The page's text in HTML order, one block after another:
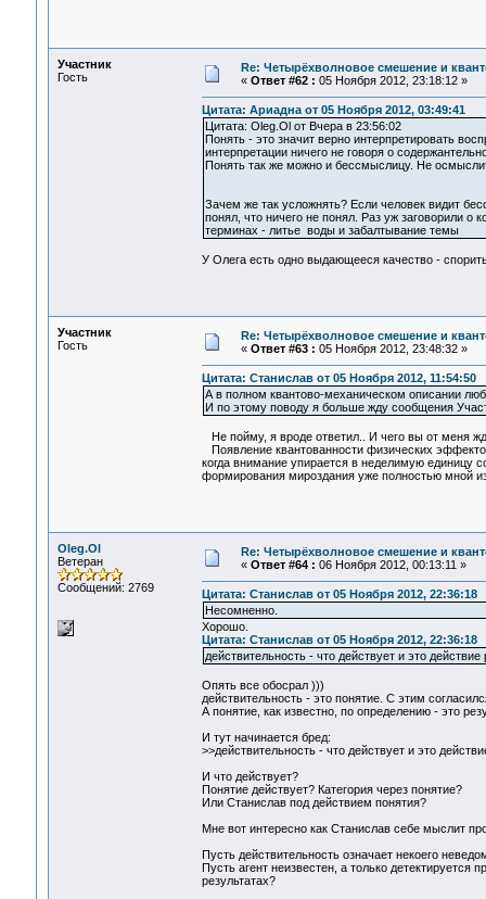
Участник
Гость
Re: Четырёхволновое смешение и
« Ответ #62 : 05 Ноября 2012, 23:18:12 »
Цитата: Ариадна от 05 Ноября 2012, 03:49:41
Цитата: Oleg.Ol от Вчера в 23:56:02
Понять - это значит верно интерпретировать
интерпретации ничего не говоря о
Понять так же можно и бессмыслицу. Не
Зачем же так усложнять? Если человек видит
понял, что ничего не понял. Раз уж заговорили о
терминах - литье воды и забалтывание темы
У Олега есть одно выдающееся качество -
Участник
Гость
Re: Четырёхволновое смешение и
« Ответ #63 : 05 Ноября 2012, 23:48:32 »
Цитата: Станислав от 05 Ноября 2012, 11:54:50
А в полном квантово-механическом описании
И по этому поводу я больше жду сообщения
Не пойму, я вроде ответил.. И чего вы от меня
Появление квантованности физических
когда внимание упирается в неделимую единицу
формирования мироздания уже полностью мной
Oleg.Ol
Ветеран
Сообщений: 2769
Re: Четырёхволновое смешение и
« Ответ #64 : 06 Ноября 2012, 00:13:11 »
Цитата: Станислав от 05 Ноября 2012, 22:36:18
Несомненно.
Хорошо.
Цитата: Станислав от 05 Ноября 2012, 22:36:18
действительность - что действует и это
Опять все обосрал )))
действительность - это понятие. С этим
А понятие, как известно, по определению - это
И тут начинается бред:
>>действительность - что действует и это
И что действует?
Понятие действует? Категория через понятие?
Или Станислав под действием понятия?
Мне вот интересно как Станислав себе мыслит
Пусть действительность означает некоего
Пусть агент неизвестен, а только
результатах?